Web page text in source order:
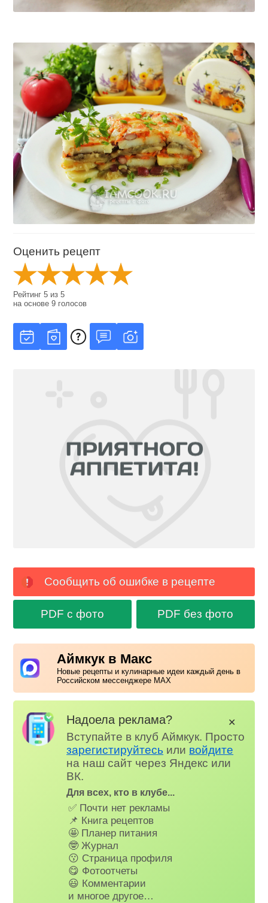
Оценить рецепт
Рейтинг5 из5
на основе9 голосов
Сообщить об ошибке в рецепте
PDF с фото PDF без фото
Аймкук в Макс
Новые рецепты и кулинарные идеи каждый день в
Российском мессенджере MAX
Надоела реклама?
Вступайте в клуб Аймкук. Просто
зарегистируйтесь или войдите
на наш сайт через Яндекс или
ВК.
Для всех, кто в клубе...
✅ Почти нет рекламы
📌 Книга рецептов
🤩 Планер питания
🤓 Журнал
😗 Страница профиля
😋 Фотоотчеты
😃 Комментарии
и многое другое…
✕